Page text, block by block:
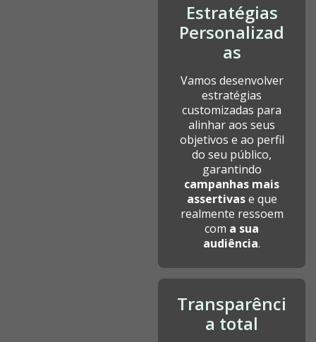
Estratégias
Personalizad
as
Vamos desenvolver
estratégias
customizadas para
alinhar aos seus
objetivos e ao perfil
do seu público,
garantindo
campanhas mais
assertivase que
realmente ressoem
com a sua
audiência.
Transparênci
a total